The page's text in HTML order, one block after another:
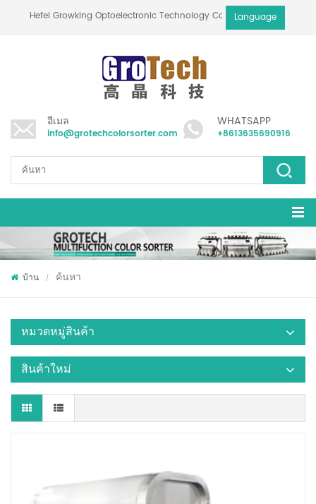
Hefei Growking Optoelectronic Technology Co.,LtdLanguage
อีเมล
info@grotechcolorsorter.com
WHATSAPP
+8613635690916
บ้าน / ค้นหา
หมวดหมู่สินค้า
สินค้าใหม่